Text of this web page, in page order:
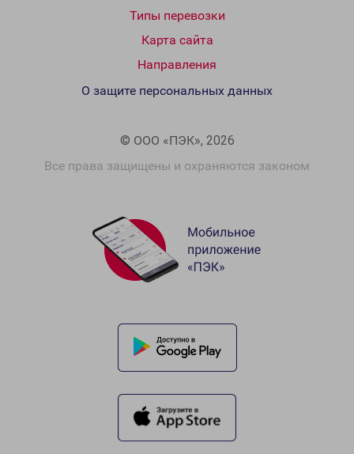
Типы перевозки
Карта сайта
Направления
© ООО «ПЭК», 2026
Все права защищены и охраняются законом
О защите персональных данных